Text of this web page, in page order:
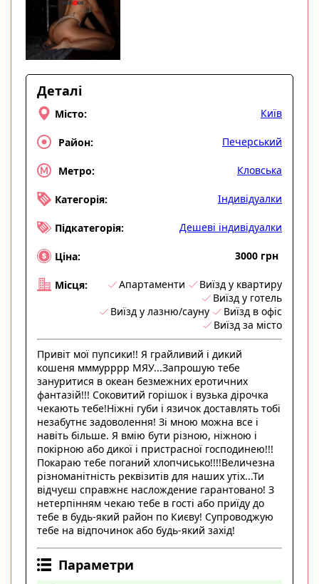
Деталі
Місто: Київ
Район: Печерський
Метро: Кловська
Категорія: Індивідуалки
Підкатегорія: Дешеві індивідуалки
Ціна: 3000 грн
Місця: Апартаменти
Виїзд у квартиру
Виїзд у готель
Виїзд у лазню/сауну
Виїзд в офіс
Виїзд за місто
Привіт мої пупсики!! Я грайливий і дикий
кошеня мммурррр МЯУ...Запрошую тебе
зануритися в океан безмежних еротичних
фантазій!!! Соковитий горішок і вузька дірочка
чекають тебе!Ніжні губи і язичок доставлять тобі
незабутнє задоволення! Зі мною можна все і
навіть більше. Я вмію бути різною, ніжною і
покірною або дикої і пристрасної господинею!!!
Покараю тебе поганий хлопчисько!!!!Величезна
різноманітність реквізитів для наших утіх...Ти
відчуєш справжнє наслождение гарантовано! З
нетерпінням чекаю тебе в гості або приїду до
тебе в будь-який район по Києву! Супроводжую
тебе на відпочинок або будь-який захід!
Параметри